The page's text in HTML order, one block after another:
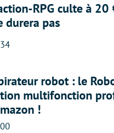
RPG culte à
durera pas
robot : le
multifonction
!